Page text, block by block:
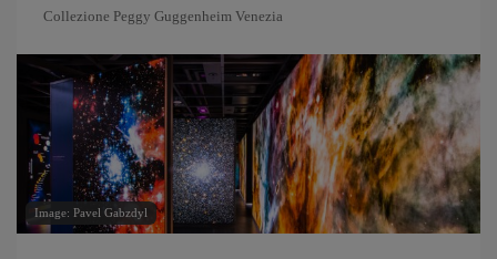
Collezione Peggy Guggenheim Venezia
Image: Pavel Gabzdyl